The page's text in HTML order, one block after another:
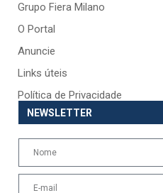
Grupo Fiera Milano
O Portal
Anuncie
Links úteis
Política de Privacidade
NEWSLETTER